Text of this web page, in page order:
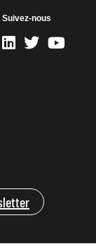
Suivez-nous